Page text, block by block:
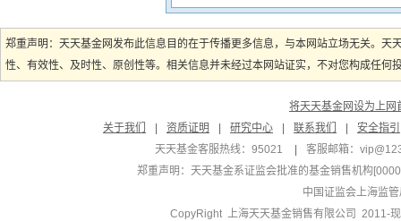
郑重声明：天天基金网发布此信息目的在于传播更多信息，与本网站立场无关。
性、有效性、及时性、原创性等。相关信息并未经过本网站证实，不对您构成任
将天天基金网设为上网
关于我们
资质证明 研究中心 联系我们
安全指引
天天基金客服热线：95021
客服邮箱：
郑重声明：天天基金系证监会批准的基金销售机构
中国证监会上海监
CopyRight 上海天天基金销售有限公司 2011-